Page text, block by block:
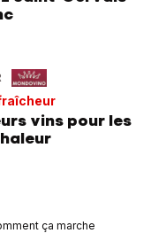
vins pour les
ça marche